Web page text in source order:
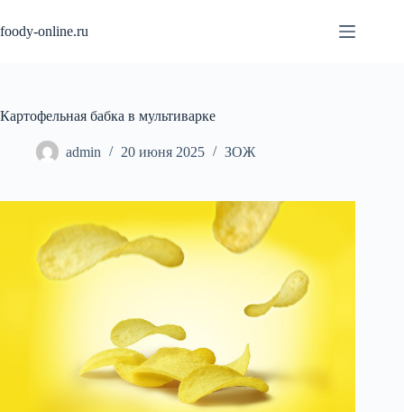
к
сути
foody-online.ru
Картофельная бабка в мультиварке
admin 20 июня 2025 ЗОЖ